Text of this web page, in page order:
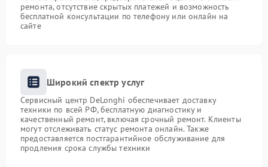
ремонта, отсутствие скрытых платежей и возможность
бесплатной консультации по телефону или онлайн на
сайте
Широкий спектр услуг
Сервисный центр DeLonghi обеспечивает доставку
техники по всей РФ, бесплатную диагностику и
качественный ремонт, включая срочный ремонт. Клиенты
могут отслеживать статус ремонта онлайн. Также
предоставляется постгарантийное обслуживание для
продления срока службы техники